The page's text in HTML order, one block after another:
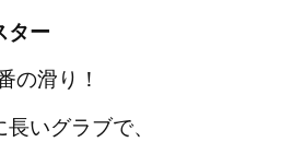
ター
の滑り！
いグラブで、